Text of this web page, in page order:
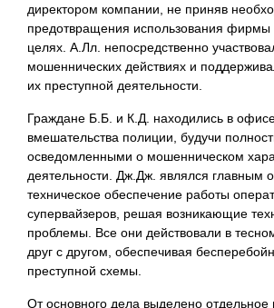
директором компании, не приняв
предотвращения использования фирмы
целях. А.Лл. непосредственно
мошеннических действиях и
их преступной деятельности.
Граждане Б.Б. и К.Д. находились в
вмешательства полиции, будучи
осведомленными о мошенническом
деятельности. Дж.Дж. являлся главным
техническое обеспечение работы
супервайзеров, решая возникающие
проблемы. Все они действовали в
друг с другом, обеспечивая
преступной схемы.
От основного дела выделено отдельное